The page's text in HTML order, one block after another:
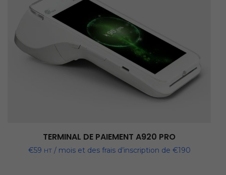
TERMINAL DE PAIEMENT A920 PRO
€59 HT / mois et des frais d’inscription de €190